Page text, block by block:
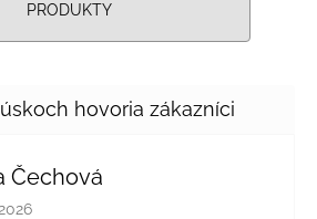
PRODUKTY
Čechová
obchodu je 5 z 5 hviezdičiek.